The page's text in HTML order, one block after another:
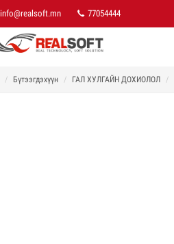
info@realsoft.mn 77054444
Бүтээгдэхүүн ГАЛ ХУЛГАЙН ДОХИОЛОЛ